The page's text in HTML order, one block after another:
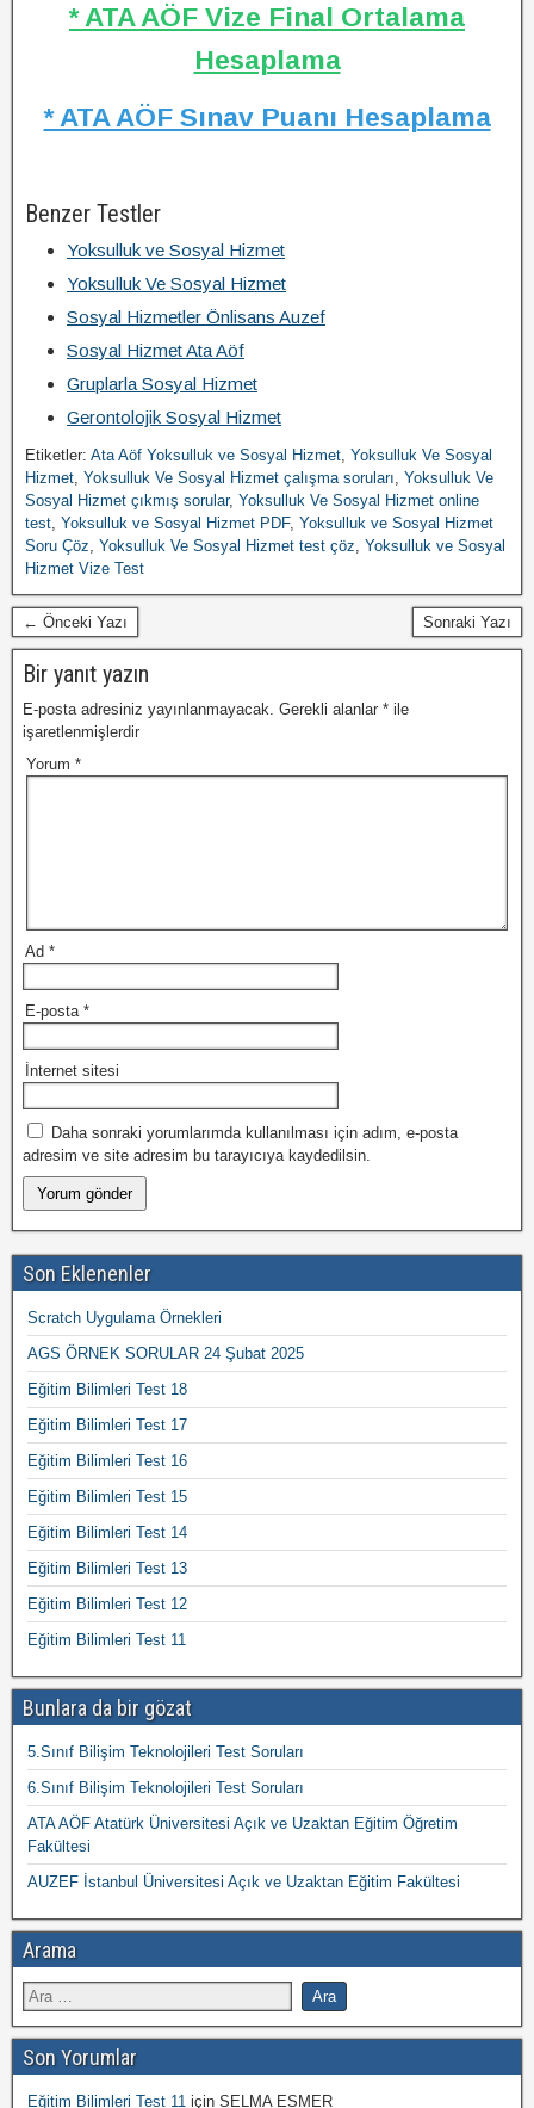
* ATA AÖF Vize Final Ortalama
Hesaplama
* ATA AÖF Sınav Puanı Hesaplama
Benzer Testler
Yoksulluk ve Sosyal Hizmet
Yoksulluk Ve Sosyal Hizmet
Sosyal Hizmetler Önlisans Auzef
Sosyal Hizmet Ata Aöf
Gruplarla Sosyal Hizmet
Gerontolojik Sosyal Hizmet
Etiketler: Ata Aöf Yoksulluk ve Sosyal Hizmet, Yoksulluk Ve Sosyal
Hizmet, Yoksulluk Ve Sosyal Hizmet çalışma soruları, Yoksulluk Ve
Sosyal Hizmet çıkmış sorular, Yoksulluk Ve Sosyal Hizmet online
test, Yoksulluk ve Sosyal Hizmet PDF, Yoksulluk ve Sosyal Hizmet
Soru Çöz, Yoksulluk Ve Sosyal Hizmet test çöz, Yoksulluk ve Sosyal
Hizmet Vize Test
← Önceki Yazı Sonraki Yazı
Bir yanıt yazın
E-posta adresiniz yayınlanmayacak. Gerekli alanlar * ile
işaretlenmişlerdir
Yorum *
Ad *
E-posta *
İnternet sitesi
Daha sonraki yorumlarımda kullanılması için adım, e-posta
adresim ve site adresim bu tarayıcıya kaydedilsin.
Son Eklenenler
Scratch Uygulama Örnekleri
AGS ÖRNEK SORULAR 24 Şubat 2025
Eğitim Bilimleri Test 18
Eğitim Bilimleri Test 17
Eğitim Bilimleri Test 16
Eğitim Bilimleri Test 15
Eğitim Bilimleri Test 14
Eğitim Bilimleri Test 13
Eğitim Bilimleri Test 12
Eğitim Bilimleri Test 11
Bunlara da bir gözat
5.Sınıf Bilişim Teknolojileri Test Soruları
6.Sınıf Bilişim Teknolojileri Test Soruları
ATA AÖF Atatürk Üniversitesi Açık ve Uzaktan Eğitim Öğretim
Fakültesi
AUZEF İstanbul Üniversitesi Açık ve Uzaktan Eğitim Fakültesi
Arama
Son Yorumlar
Eğitim Bilimleri Test 11 için SELMA ESMER